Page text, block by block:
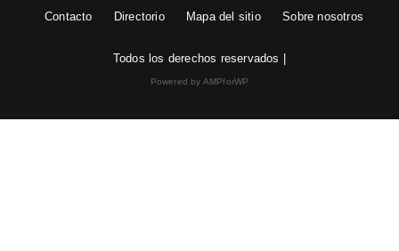
Contacto
Directorio Mapa del sitio Sobre nosotros
Todos los derechos reservados |
Powered by AMPforWP